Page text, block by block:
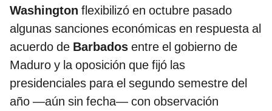
Washington flexibilizó en octubre pasado
algunas sanciones económicas en respuesta al
acuerdo de Barbados entre el gobierno de
Maduro y la oposición que fijó las
presidenciales para el segundo semestre del
año —aún sin fecha— con observación